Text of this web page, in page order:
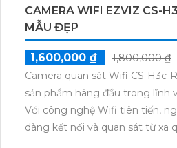
CAMERA WIFI EZVIZ CS-
MẪU ĐẸP
1,600,000 ₫
1,800,000 ₫
Camera quan sát Wifi CS-H3c-
sản phẩm hàng đầu trong lĩnh
Với công nghệ Wifi tiên tiến,
dàng kết nối và quan sát từ xa